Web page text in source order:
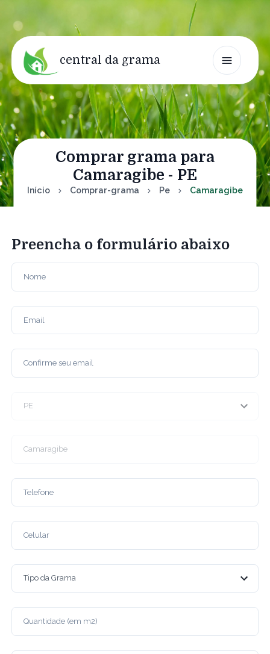
central da grama
Comprar grama para
Camaragibe - PE
Início Comprar-grama Pe Camaragibe
Preencha o formulário abaixo